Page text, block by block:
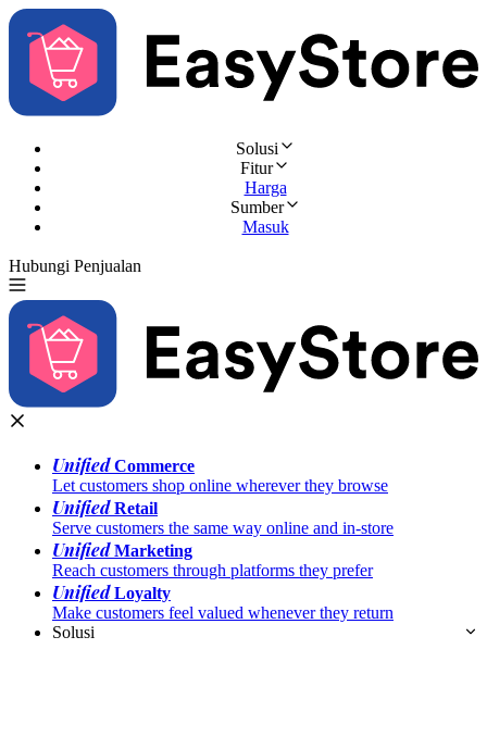
Solusi
Fitur
Harga
Sumber
Masuk
Hubungi Penjualan
UnifiedCommerce
Let customers shop online wherever they browse
UnifiedRetail
Serve customers the same way online and in-store
UnifiedMarketing
Reach customers through platforms they prefer
UnifiedLoyalty
Make customers feel valued whenever they return
Solusi